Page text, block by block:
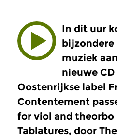
In dit uur
bijzondere
muziek
nieuwe
Oostenrijkse label
Contentement
for viol and theorbo
Tablatures, door